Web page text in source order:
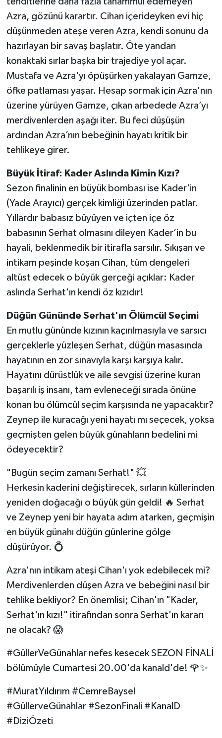
Azra, gözünü karartır. Cihan içerideyken evi hiç
düşünmeden ateşe veren Azra, kendi sonunu da
hazırlayan bir savaş başlatır. Öte yandan
konaktaki sırlar başka bir trajediye yol açar.
Mustafa ve Azra'yı öpüşürken yakalayan Gamze,
öfke patlaması yaşar. Hesap sormak için Azra'nın
üzerine yürüyen Gamze, çıkan arbedede Azra’yı
merdivenlerden aşağı iter. Bu feci düşüşün
ardından Azra’nın bebeğinin hayatı kritik bir
tehlikeye girer.
Büyük İtiraf: Kader Aslında Kimin Kızı?
Sezon finalinin en büyük bombası ise Kader'in
(Yade Arayıcı) gerçek kimliği üzerinden patlar.
Yıllardır babasız büyüyen ve içten içe öz
babasının Serhat olmasını dileyen Kader’in bu
hayali, beklenmedik bir itirafla sarsılır. Sıkışan ve
intikam peşinde koşan Cihan, tüm dengeleri
altüst edecek o büyük gerçeği açıklar: Kader
aslında Serhat'ın kendi öz kızıdır!
Düğün Gününde Serhat'ın Ölümcül Seçimi
En mutlu gününde kızının kaçırılmasıyla ve sarsıcı
gerçeklerle yüzleşen Serhat, düğün masasında
hayatının en zor sınavıyla karşı karşıya kalır.
Hayatını dürüstlük ve aile sevgisi üzerine kuran
başarılı iş insanı, tam evleneceği sırada önüne
konan bu ölümcül seçim karşısında ne yapacaktır?
Zeynep ile kuracağı yeni hayatı mı seçecek, yoksa
geçmişten gelen büyük günahların bedelini mi
ödeyecektir?
"Bugün seçim zamanı Serhat!" 💥
Herkesin kaderini değiştirecek, sırların küllerinden
yeniden doğacağı o büyük gün geldi! 🔥 Serhat
ve Zeynep yeni bir hayata adım atarken, geçmişin
en büyük günahı düğün günlerine gölge
düşürüyor. 💍
Azra'nın intikam ateşi Cihan'ı yok edebilecek mi?
Merdivenlerden düşen Azra ve bebeğini nasıl bir
tehlike bekliyor? En önemlisi; Cihan'ın "Kader,
Serhat'ın kızı!" itirafından sonra Serhat'ın kararı
ne olacak? 😱
#GüllerVeGünahlar nefes kesecek SEZON FİNALİ
bölümüyle Cumartesi 20.00'da kanald'de! 🌹✨
#MuratYıldırım #CemreBaysel
#GüllerveGünahlar #SezonFinali #KanalD
#DiziÖzeti